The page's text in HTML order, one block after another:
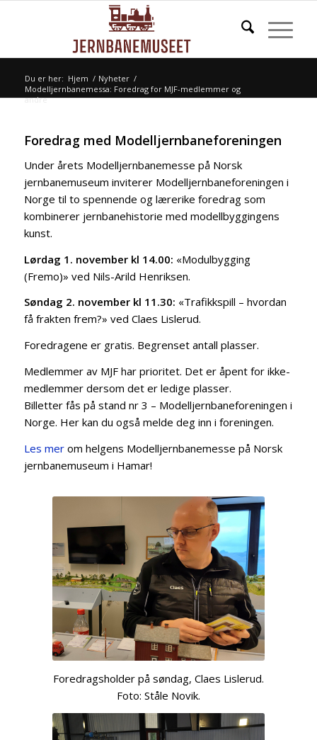
Du er her: Hjem / Nyheter /
Modelljernbanemessa: Foredrag for MJF-medlemmer og
andre
Foredrag med Modelljernbaneforeningen
Under årets Modelljernbanemesse på Norsk
jernbanemuseum inviterer Modelljernbaneforeningen i
Norge til to spennende og lærerike foredrag som
kombinerer jernbanehistorie med modellbyggingens
kunst.
Lørdag 1. november kl 14.00: «Modulbygging
(Fremo)» ved Nils-Arild Henriksen.
Søndag 2. november kl 11.30: «Trafikkspill – hvordan
få frakten frem?» ved Claes Lislerud.
Foredragene er gratis. Begrenset antall plasser.
Medlemmer av MJF har prioritet. Det er åpent for ikke-
medlemmer dersom det er ledige plasser.
Billetter fås på stand nr 3 – Modelljernbaneforeningen i
Norge. Her kan du også melde deg inn i foreningen.
Les merom helgens Modelljernbanemesse på Norsk
jernbanemuseum i Hamar!
Foredragsholder på søndag, Claes Lislerud.
Foto: Ståle Novik.